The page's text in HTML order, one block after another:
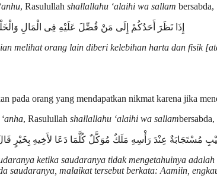
, Rasulullah shallallahu ‘alaihi wa sallam bersabda,
إِذَا نَظَرَ أَحَدُكُمْ إِلَى مَنْ فُضِّلَ عَلَيْهِ فِى الْمَالِ
melihat orang lain diberi kelebihan harta dan fisik
pada orang yang mendapatkan nikmat karena jika
, Rasulullah shallallahu ‘alaihi wa sallambersabda,
مُسْتَجَابَةٌ عِنْدَ رَأْسِهِ مَلَكٌ مُوَكَّلٌ كُلَّمَا دَعَا لأَخِيهِ بِخَيْرٍ
ketika saudaranya tidak mengetahuinya
saudaranya, malaikat tersebut berkata: Aamiin,